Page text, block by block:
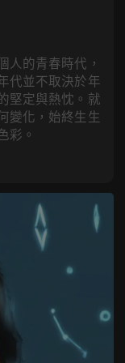
人的青春時代，
代並不取決於年
堅定與熱忱。就
變化，始終生生
彩。